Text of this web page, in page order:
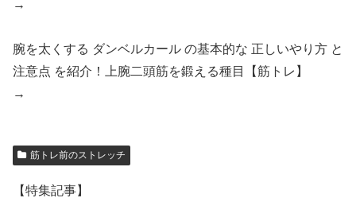
→
腕を太くする ダンベルカール の基本的な 正しいやり方 と
注意点 を紹介！上腕二頭筋を鍛える種目【筋トレ】
→
筋トレ前のストレッチ
【特集記事】